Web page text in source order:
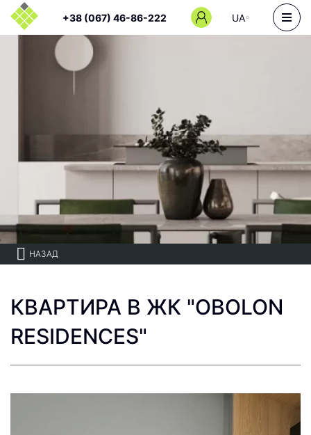
+38 (067) 46-86-222 UA
НАЗАД
КВАРТИРА В ЖК "OBOLON
RESIDENCES"